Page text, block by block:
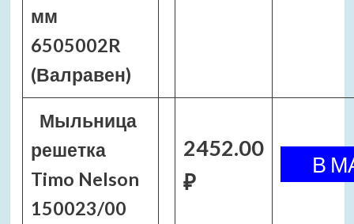
мм
6505002R
(Валравен)
Мыльница
решетка
Timo Nelson
150023/00
2452.00
₽